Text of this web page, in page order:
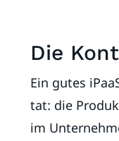
Die
Ein gutes
tat: die
im